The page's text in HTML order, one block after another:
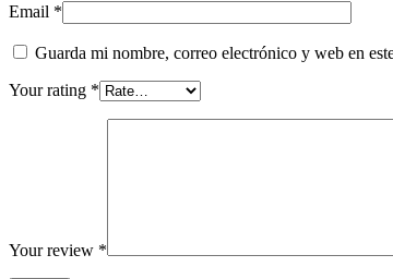
Email *
Guarda mi nombre, correo electrónico y web en
Your rating *
Your review *